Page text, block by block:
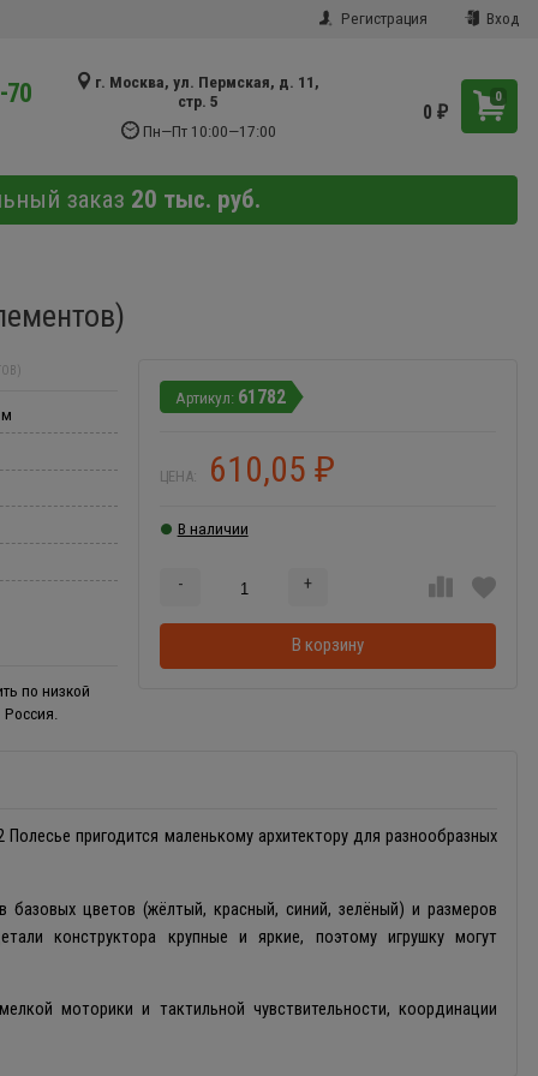
Регистрация Вход
70
г. Москва, ул. Пермская, д. 11,
стр. 5
Пн—Пт 10:00—17:00
0
0₽
заказ 20 тыс. руб.
61782
ЦЕНА: 610,05₽
В наличии
- +
В корзину
по низкой
пригодится маленькому архитектору для разнообразных
цветов (жёлтый, красный, синий, зелёный) и размеров
конструктора крупные и яркие, поэтому игрушку могут
моторики и тактильной чувствительности, координации